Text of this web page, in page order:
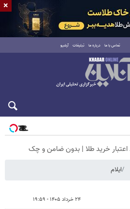
تماس با ما درباره ما تبلیغات آرشیو
ایلام
۲۴ خرداد ۱۴۰۵ - ۱۹:۵۹
×